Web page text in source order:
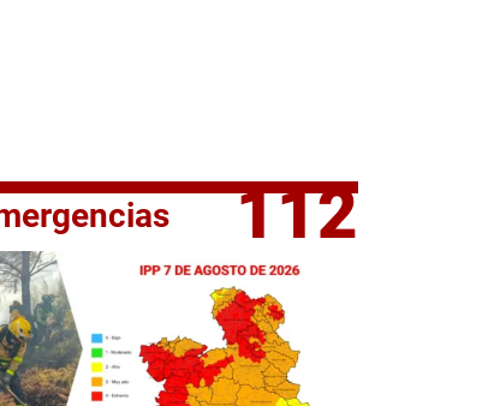
castellanomanchego, Emiliano García-
112